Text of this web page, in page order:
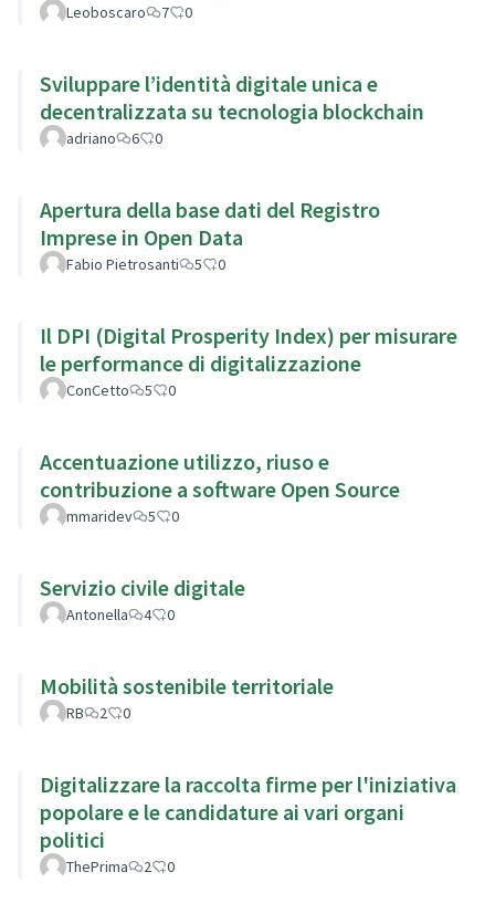
Leoboscaro 7 0
Sviluppare l’identità digitale unica e
decentralizzata su tecnologia blockchain
adriano 6 0
Apertura della base dati del Registro
Imprese in Open Data
Fabio Pietrosanti 5 0
Il DPI (Digital Prosperity Index) per misurare
le performance di digitalizzazione
ConCetto 5 0
Accentuazione utilizzo, riuso e
contribuzione a software Open Source
mmaridev 5 0
Servizio civile digitale
Antonella 4 0
Mobilità sostenibile territoriale
RB 2 0
Digitalizzare la raccolta firme per l'iniziativa
popolare e le candidature ai vari organi
politici
ThePrima 2 0